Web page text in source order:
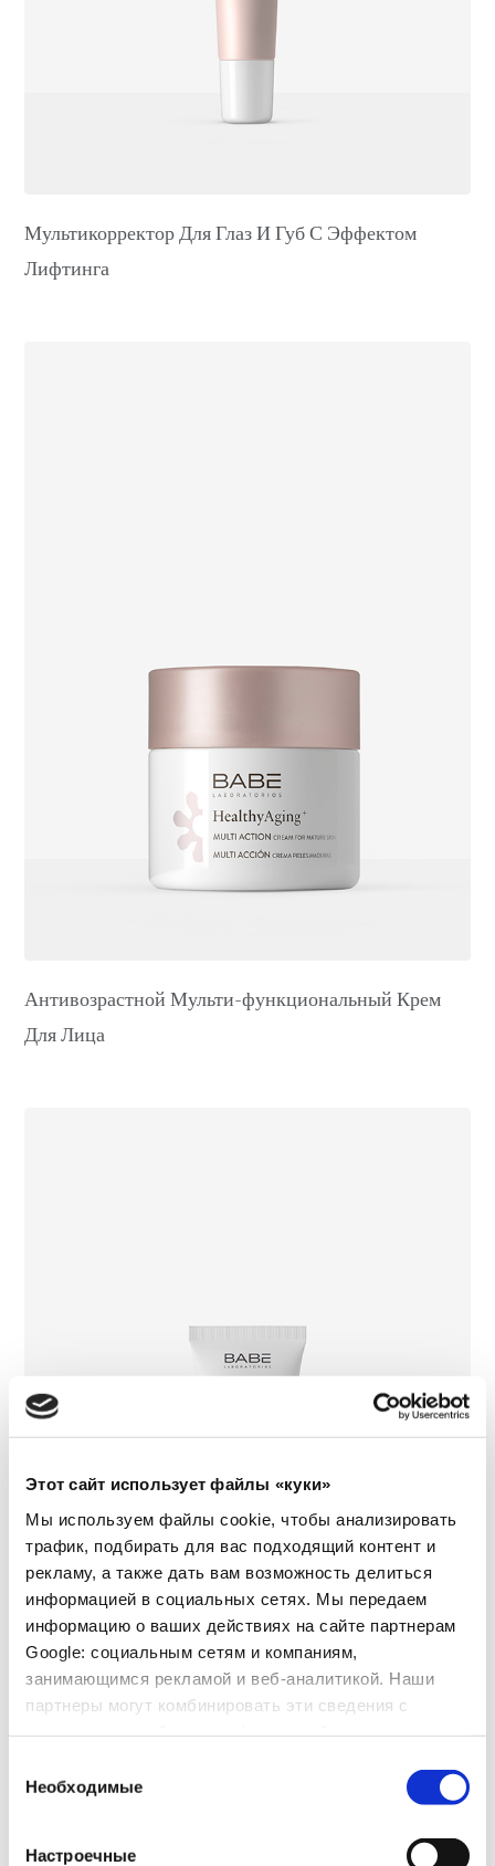
Этот сайт использует файлы «куки»
Мы используем файлы cookie, чтобы анализировать
трафик, подбирать для вас подходящий контент и
рекламу, а также дать вам возможность делиться
информацией в социальных сетях. Мы передаем
информацию о ваших действиях на сайте партнерам
Google: социальным сетям и компаниям,
занимающимся рекламой и веб-аналитикой. Наши
партнеры могут комбинировать эти сведения с
вами их сервисов.
согласия
Необходимые
Настроечные
Мультикорректор Для Глаз И Губ С Эффектом
Лифтинга
Антивозрастной Мульти-функциональный Крем
Для Лица